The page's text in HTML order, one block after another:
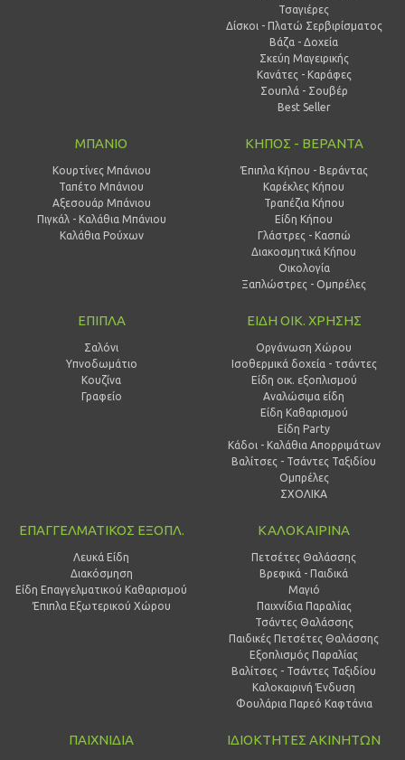
Τσαγιέρες
Δίσκοι - Πλατώ Σερβιρίσματος
Βάζα - Δοχεία
Σκεύη Μαγειρικής
Κανάτες - Καράφες
Σουπλά - Σουβέρ
Best Seller
ΜΠΑΝΙΟ
Κουρτίνες Μπάνιου
Ταπέτο Μπάνιου
Αξεσουάρ Μπάνιου
Πιγκάλ - Καλάθια Μπάνιου
Καλάθια Ρούχων
ΚΗΠΟΣ - ΒΕΡΑΝΤΑ
Έπιπλα Κήπου - Βεράντας
Καρέκλες Κήπου
Τραπέζια Κήπου
Είδη Κήπου
Γλάστρες - Κασπώ
Διακοσμητικά Κήπου
Οικολογία
Ξαπλώστρες - Ομπρέλες
ΕΠΙΠΛΑ
Σαλόνι
Υπνοδωμάτιο
Κουζίνα
Γραφείο
ΕΙΔΗ ΟΙΚ. ΧΡΗΣΗΣ
Οργάνωση Χώρου
Ισοθερμικά δοχεία - τσάντες
Είδη οικ. εξοπλισμού
Αναλώσιμα είδη
Είδη Καθαρισμού
Είδη Party
Κάδοι - Καλάθια Απορριμάτων
Βαλίτσες - Τσάντες Ταξιδίου
Ομπρέλες
ΣΧΟΛΙΚΑ
ΕΠΑΓΓΕΛΜΑΤΙΚΟΣ ΕΞΟΠΛ.
Λευκά Είδη
Διακόσμηση
Είδη Επαγγελματικού Καθαρισμού
Έπιπλα Εξωτερικού Χώρου
ΚΑΛΟΚΑΙΡΙΝΑ
Πετσέτες Θαλάσσης
Βρεφικά - Παιδικά
Μαγιό
Παιχνίδια Παραλίας
Τσάντες Θαλάσσης
Παιδικές Πετσέτες Θαλάσσης
Εξοπλισμός Παραλίας
Βαλίτσες - Τσάντες Ταξιδίου
Καλοκαιρινή Ένδυση
Φουλάρια Παρεό Καφτάνια
ΠΑΙΧΝΙΔΙΑ ΙΔΙΟΚΤΗΤΕΣ ΑΚΙΝΗΤΩΝ